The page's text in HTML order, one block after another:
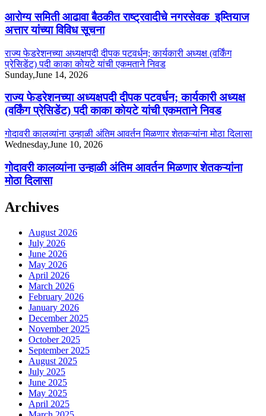
आरोग्य समिती आढावा बैठकीत राष्ट्रवादीचे नगरसेवक इम्तियाज
अत्तार यांच्या विविध सूचना
राज्य फेडरेशनच्या अध्यक्षपदी दीपक पटवर्धन; कार्यकारी अध्यक्ष (वर्किंग
प्रेसिडेंट) पदी काका कोयटे यांची एकमताने निवड
Sunday,June 14, 2026
राज्य फेडरेशनच्या अध्यक्षपदी दीपक पटवर्धन; कार्यकारी अध्यक्ष
(वर्किंग प्रेसिडेंट) पदी काका कोयटे यांची एकमताने निवड
गोदावरी कालव्यांना उन्हाळी अंतिम आवर्तन मिळणार शेतकऱ्यांना मोठा दिलासा
Wednesday,June 10, 2026
गोदावरी कालव्यांना उन्हाळी अंतिम आवर्तन मिळणार शेतकऱ्यांना
मोठा दिलासा
Archives
August 2026
July 2026
June 2026
May 2026
April 2026
March 2026
February 2026
January 2026
December 2025
November 2025
October 2025
September 2025
August 2025
July 2025
June 2025
May 2025
April 2025